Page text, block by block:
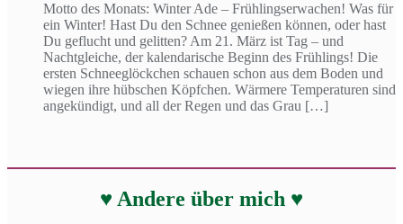
Motto des Monats: Winter Ade – Frühlingserwachen! Was für
ein Winter! Hast Du den Schnee genießen können, oder hast
Du geflucht und gelitten? Am 21. März ist Tag – und
Nachtgleiche, der kalendarische Beginn des Frühlings! Die
ersten Schneeglöckchen schauen schon aus dem Boden und
wiegen ihre hübschen Köpfchen. Wärmere Temperaturen sind
angekündigt, und all der Regen und das Grau […]
♥ Andere über mich ♥